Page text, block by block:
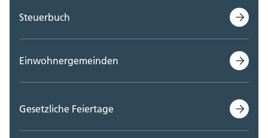
Steuerbuch
Einwohnergemeinden
Gesetzliche Feiertage